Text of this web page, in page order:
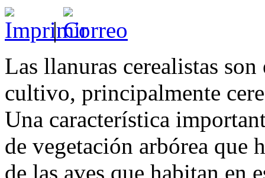
|
Las llanuras cerealistas
cultivo, principalmente
Una característica
de vegetación arbórea que
de las aves que habitan en